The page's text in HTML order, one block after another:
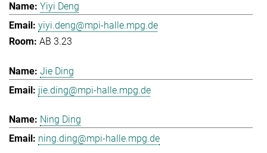
Yiyi Deng
yiyi.deng@mpi-halle.mpg.de
AB 3.23
Jie Ding
jie.ding@mpi-halle.mpg.de
Ning Ding
ning.ding@mpi-halle.mpg.de